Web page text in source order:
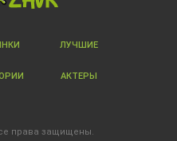
ЛУЧШИЕ
АКТЕРЫ
права защищены.